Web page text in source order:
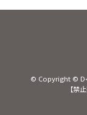
© Copyright ©
【禁